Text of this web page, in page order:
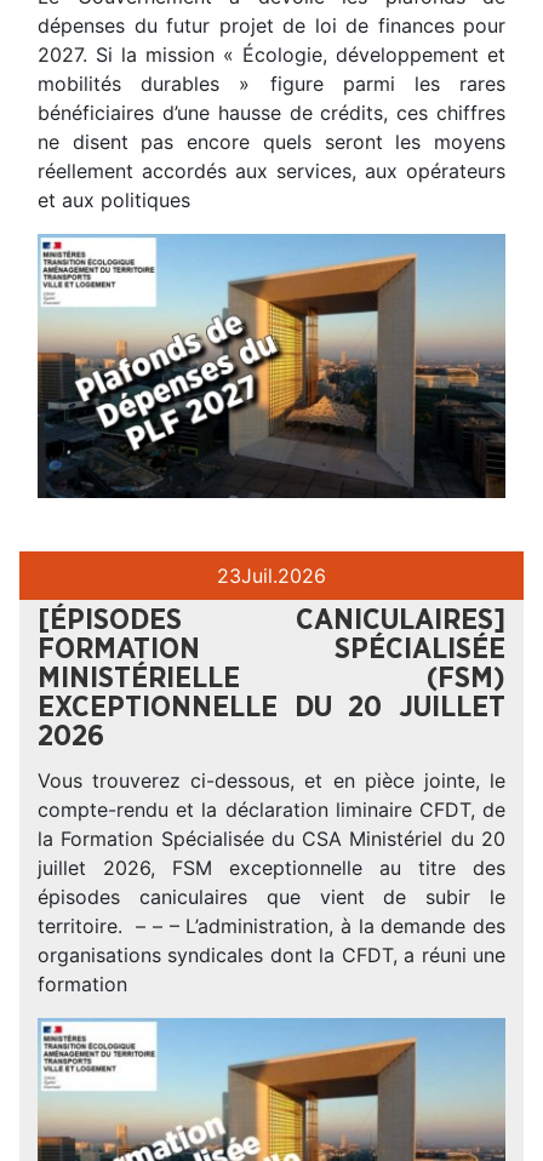
dépenses du futur projet de loi de finances pour
2027. Si la mission « Écologie, développement et
mobilités durables » figure parmi les rares
bénéficiaires d’une hausse de crédits, ces chiffres
ne disent pas encore quels seront les moyens
réellement accordés aux services, aux opérateurs
et aux politiques
23Juil.2026
[ÉPISODES CANICULAIRES]
FORMATION SPÉCIALISÉE
MINISTÉRIELLE (FSM)
EXCEPTIONNELLE DU 20 JUILLET
2026
Vous trouverez ci-dessous, et en pièce jointe, le
compte-rendu et la déclaration liminaire CFDT, de
la Formation Spécialisée du CSA Ministériel du 20
juillet 2026, FSM exceptionnelle au titre des
épisodes caniculaires que vient de subir le
territoire. – – – L’administration, à la demande des
organisations syndicales dont la CFDT, a réuni une
formation